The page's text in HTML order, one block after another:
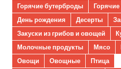
Горячие бутерброды
Горячие
День рождения
Десерты
Закуски из грибов и овощей
Молочные продукты
Мясо
Овощи
Овощные
Птица